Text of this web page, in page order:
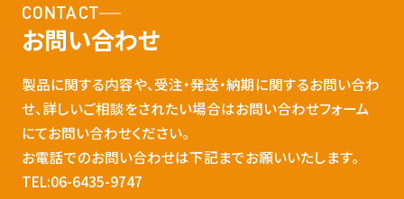
CONTACT
お問い合わせ
製品に関する内容や、受注・発送・納期に関するお問い合わ
せ、詳しいご相談をされたい場合はお問い合わせフォーム
にてお問い合わせください。
お電話でのお問い合わせは下記までお願いいたします。
TEL:06-6435-9747